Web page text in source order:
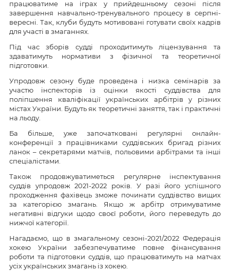
працюватиме на іграх у прийдешньому сезоні після
завершення навчально-тренувального процесу в серпні-
вересні. Так, клуби будуть мотивовані готувати своїх кадрів
для участі в змаганнях.
Під час зборів судді проходитимуть ліцензування та
здаватимуть нормативи з фізичної та теоретичної
підготовки.
Упродовж сезону буде проведена і низка семінарів за
участю інспекторів із оцінки якості суддівства для
поліпшення кваліфікації українських арбітрів у різних
містах України. Будуть як теоретичні заняття, так і практичні
на льоду.
Ба більше, уже започатковані регулярні онлайн-
конференції з працівниками суддівських бригад різних
ланок – секретарями матчів, польовими арбітрами та інші
спеціалістами.
Також продовжуватиметься регулярне інспектування
суддів упродовж 2021-2022 років. У разі його успішного
проходження фахівець зможе починати суддівство вищих
за категорією змагань. Якщо ж арбітр отримуватиме
негативні відгуки щодо своєї роботи, його переведуть до
нижчої категорії.
Нагадаємо, що в змагальному сезоні-2021/2022 Федерація
хокею України забезпечуватиме повне фінансування
роботи та підготовки суддів, що працюватимуть на матчах
усіх українських змагань із хокею.